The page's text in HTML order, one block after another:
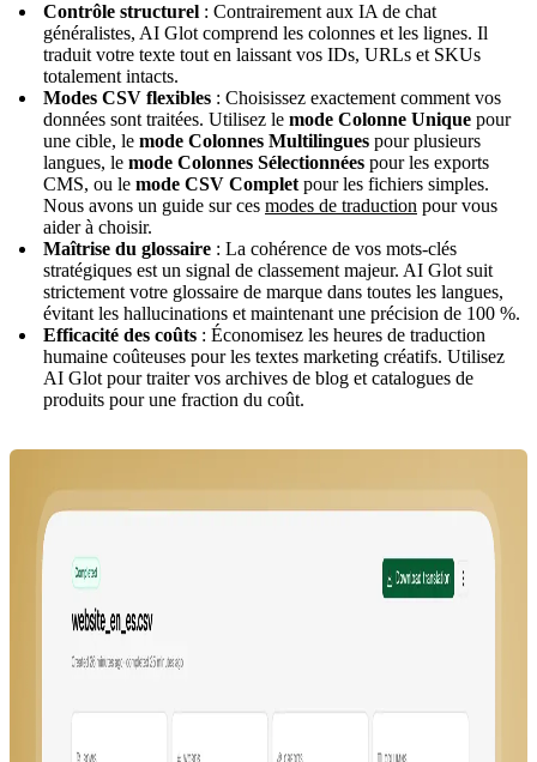
Contrôle structurel : Contrairement aux IA de chat
généralistes, AI Glot comprend les colonnes et les lignes. Il
traduit votre texte tout en laissant vos IDs, URLs et SKUs
totalement intacts.
Modes CSV flexibles : Choisissez exactement comment vos
données sont traitées. Utilisez le mode Colonne Unique pour
une cible, le mode Colonnes Multilingues pour plusieurs
langues, le mode Colonnes Sélectionnées pour les exports
CMS, ou le mode CSV Complet pour les fichiers simples.
Nous avons un guide sur ces modes de traduction pour vous
aider à choisir.
Maîtrise du glossaire : La cohérence de vos mots-clés
stratégiques est un signal de classement majeur. AI Glot suit
strictement votre glossaire de marque dans toutes les langues,
évitant les hallucinations et maintenant une précision de 100 %.
Efficacité des coûts : Économisez les heures de traduction
humaine coûteuses pour les textes marketing créatifs. Utilisez
AI Glot pour traiter vos archives de blog et catalogues de
produits pour une fraction du coût.